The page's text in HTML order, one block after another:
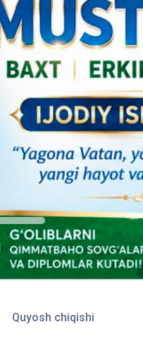
Quyosh chiqishi